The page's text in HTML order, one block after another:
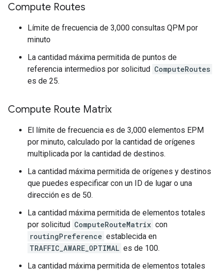
Compute Routes
Límite de frecuencia de 3,000 consultas QPM por
minuto
La cantidad máxima permitida de puntos de
referencia intermedios por solicitud ComputeRoutes
es de 25.
Compute Route Matrix
El límite de frecuencia es de 3,000 elementos EPM
por minuto, calculado por la cantidad de orígenes
multiplicada por la cantidad de destinos.
La cantidad máxima permitida de orígenes y destinos
que puedes especificar con un ID de lugar o una
dirección es de 50.
La cantidad máxima permitida de elementos totales
por solicitud ComputeRouteMatrix con
routingPreference establecida en
TRAFFIC_AWARE_OPTIMAL es de 100.
La cantidad máxima permitida de elementos totales